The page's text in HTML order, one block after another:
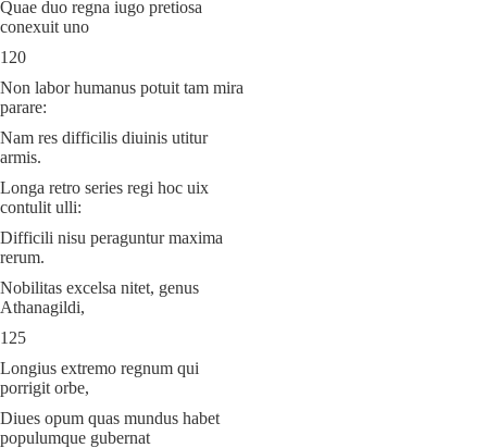
Quae duo regna iugo pretiosa
conexuit uno
120
Non labor humanus potuit tam mira
parare:
Nam res difficilis diuinis utitur
armis.
Longa retro series regi hoc uix
contulit ulli:
Difficili nisu peraguntur maxima
rerum.
Nobilitas excelsa nitet, genus
Athanagildi,
125
Longius extremo regnum qui
porrigit orbe,
Diues opum quas mundus habet
populumque gubernat